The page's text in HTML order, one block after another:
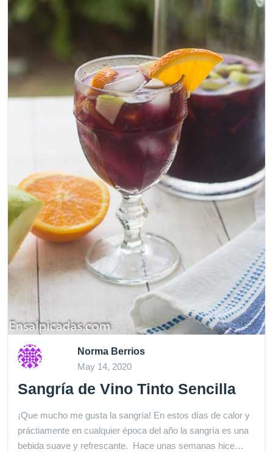
Norma Berrios
May 14, 2020
Sangría de Vino Tinto Sencilla
¡Que mucho me gusta la sangría! En estos días de calor y
práctiamente en cualquier época del año la sangría es una
bebida suave y refrescante. Hace unas semanas hice…